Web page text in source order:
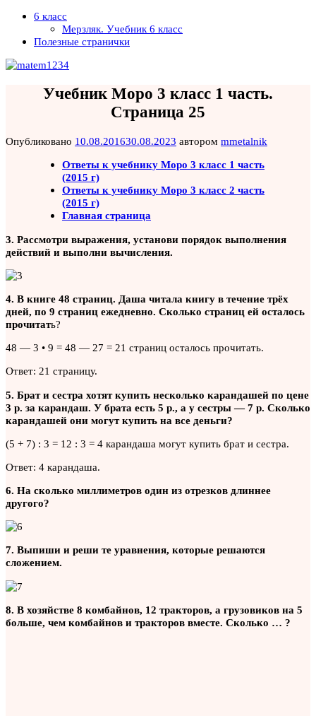
6 класс
Мерзляк. Учебник 6 класс
Полезные странички
Учебник Моро 3 класс 1 часть.
Страница 25
Опубликовано 10.08.201630.08.2023 автором mmetalnik
Ответы к учебнику Моро 3 класс 1 часть
(2015 г)
Ответы к учебнику Моро 3 класс 2 часть
(2015 г)
Главная страница
3. Рассмотри выражения, установи порядок выполнения
действий и выполни вычисления.
4. В книге 48 страниц. Даша читала книгу в течение трёх
дней, по 9 страниц ежедневно. Сколько страниц ей осталось
прочитать?
48 — 3 • 9 = 48 — 27 = 21 страниц осталось прочитать.
Ответ: 21 страницу.
5. Брат и сестра хотят купить несколько карандашей по цене
3 р. за карандаш. У брата есть 5 р., а у сестры — 7 р. Сколько
карандашей они могут купить на все деньги?
(5 + 7) : 3 = 12 : 3 = 4 карандаша могут купить брат и сестра.
Ответ: 4 карандаша.
6. На сколько миллиметров один из отрезков длиннее
другого?
7. Выпиши и реши те уравнения, которые решаются
сложением.
8. В хозяйстве 8 комбайнов, 12 тракторов, а грузовиков на 5
больше, чем комбайнов и тракторов вместе. Сколько … ?